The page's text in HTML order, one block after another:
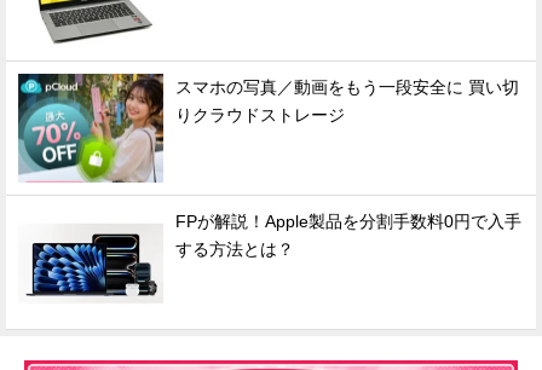
スマホの写真／動画をもう一段安全に 買い切
りクラウドストレージ
FPが解説！Apple製品を分割手数料0円で入手
する方法とは？